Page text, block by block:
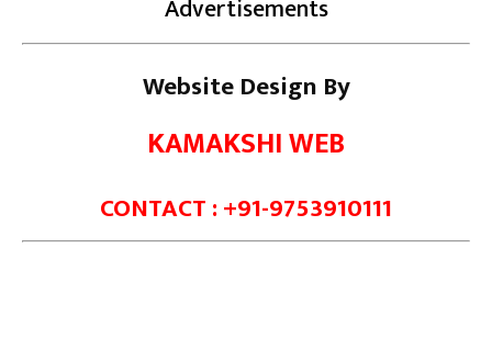
Advertisements
Website Design By
KAMAKSHI WEB
CONTACT : +91-9753910111